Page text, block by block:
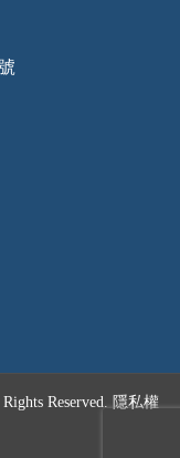
Reserved. 隱私權